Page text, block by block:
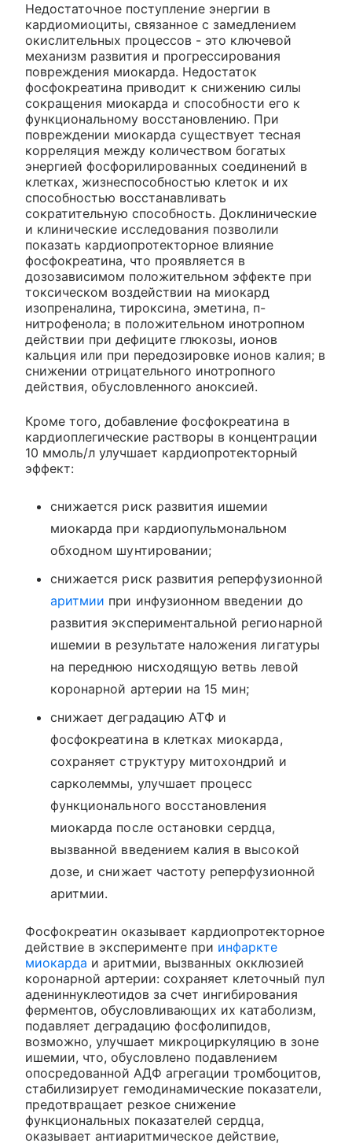
Недостаточное поступление энергии в
кардиомиоциты, связанное с замедлением
окислительных процессов - это ключевой
механизм развития и прогрессирования
повреждения миокарда. Недостаток
фосфокреатина приводит к снижению силы
сокращения миокарда и способности его к
функциональному восстановлению. При
повреждении миокарда существует тесная
корреляция между количеством богатых
энергией фосфорилированных соединений в
клетках, жизнеспособностью клеток и их
способностью восстанавливать
сократительную способность. Доклинические
и клинические исследования позволили
показать кардиопротекторное влияние
фосфокреатина, что проявляется в
дозозависимом положительном эффекте при
токсическом воздействии на миокард
изопреналина, тироксина, эметина, п-
нитрофенола; в положительном инотропном
действии при дефиците глюкозы, ионов
кальция или при передозировке ионов калия; в
снижении отрицательного инотропного
действия, обусловленного аноксией.
Кроме того, добавление фосфокреатина в
кардиоплегические растворы в концентрации
10 ммоль/л улучшает кардиопротекторный
эффект:
снижается риск развития ишемии
миокарда при кардиопульмональном
обходном шунтировании;
снижается риск развития реперфузионной
аритмии при инфузионном введении до
развития экспериментальной регионарной
ишемии в результате наложения лигатуры
на переднюю нисходящую ветвь левой
коронарной артерии на 15 мин;
снижает деградацию АТФ и
фосфокреатина в клетках миокарда,
сохраняет структуру митохондрий и
сарколеммы, улучшает процесс
функционального восстановления
миокарда после остановки сердца,
вызванной введением калия в высокой
дозе, и снижает частоту реперфузионной
аритмии.
Фосфокреатин оказывает кардиопротекторное
действие в эксперименте при инфаркте
миокарда и аритмии, вызванных окклюзией
коронарной артерии: сохраняет клеточный пул
адениннуклеотидов за счет ингибирования
ферментов, обусловливающих их катаболизм,
подавляет деградацию фосфолипидов,
возможно, улучшает микроциркуляцию в зоне
ишемии, что, обусловлено подавлением
опосредованной АДФ агрегации тромбоцитов,
стабилизирует гемодинамические показатели,
предотвращает резкое снижение
функциональных показателей сердца,
оказывает антиаритмическое действие,